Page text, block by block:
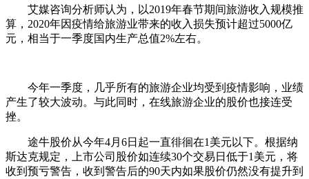
艾媒咨询分析师认为，以2019年春节期间旅游收入规模推
算，2020年因疫情给旅游业带来的收入损失预计超过5000亿
元，相当于一季度国内生产总值2%左右。
今年一季度，几乎所有的旅游企业均受到疫情影响，业绩
产生了较大波动。与此同时，在线旅游企业的股价也接连受
挫。
途牛股价从今年4月6日起一直徘徊在1美元以下。根据纳
斯达克规定，上市公司股价如连续30个交易日低于1美元，将
收到预亏警告，收到警告后的90天内如果股价仍然没有提升到